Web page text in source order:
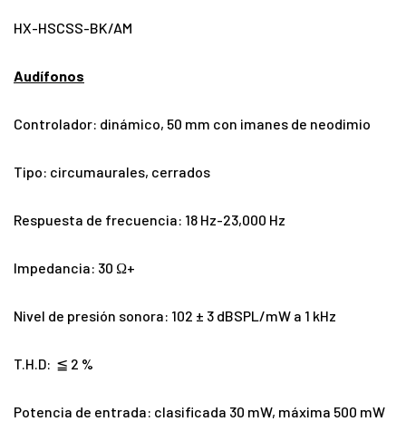
HX-HSCSS-BK/AM
Audífonos
Controlador: dinámico, 50 mm con imanes de neodimio
Tipo: circumaurales, cerrados
Respuesta de frecuencia: 18 Hz-23,000 Hz
Impedancia: 30 Ω+
Nivel de presión sonora: 102 ± 3 dBSPL/mW a 1 kHz
T.H.D: ≦ 2 %
Potencia de entrada: clasificada 30 mW, máxima 500 mW